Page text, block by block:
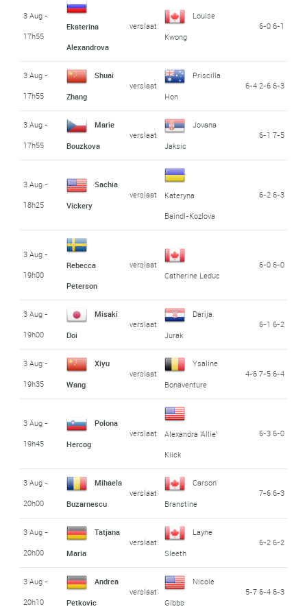
3 Aug -
17h55
Ekaterina
Alexandrova
verslaat
Louise
Kwong
6-0 6-1
3 Aug -
17h55
Shuai
Zhang
verslaat
Priscilla
Hon
6-4 2-6 6-3
3 Aug -
17h55
Marie
Bouzkova
verslaat
Jovana
Jaksic
6-1 7-5
3 Aug -
18h25
Sachia
Vickery
verslaat
Kateryna
Baindl-Kozlova
6-2 6-3
3 Aug -
19h00
Rebecca
Peterson
verslaat
Catherine Leduc
6-0 6-0
3 Aug -
19h00
Misaki
Doi
verslaat
Darija
Jurak
6-1 6-2
3 Aug -
19h35
Xiyu
Wang
verslaat
Ysaline
Bonaventure
4-6 7-5 6-4
3 Aug -
19h45
Polona
Hercog
verslaat
Alexandra 'Allie'
Kiick
6-3 6-0
3 Aug -
20h00
Mihaela
Buzarnescu
verslaat
Carson
Branstine
7-6 6-3
3 Aug -
20h00
Tatjana
Maria
verslaat
Layne
Sleeth
6-2 6-2
3 Aug -
20h10
Andrea
Petkovic
verslaat
Nicole
Gibbs
5-7 6-4 6-3